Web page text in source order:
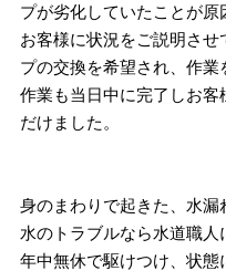
プが劣化していたことが原
お客様に状況をご説明さ
プの交換を希望され、作業
作業も当日中に完了しお
だけました。
身のまわりで起きた、水漏
水のトラブルなら水道職人
年中無休で駆けつけ、状態